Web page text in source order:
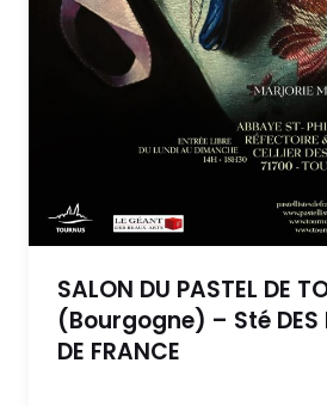
SALON DU PASTEL DE
(Bourgogne) – Sté DES
DE FRANCE